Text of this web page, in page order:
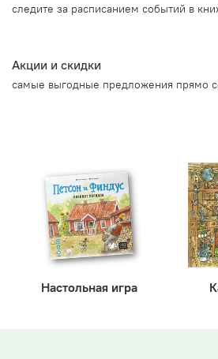
следите за расписанием событий в
Акции и скидки
самые выгодные предложения прямо
Настольная игра